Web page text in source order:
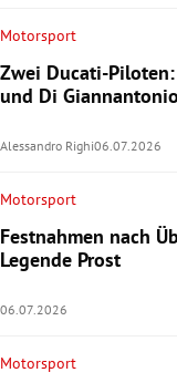
Motorsport
Zwei Ducati-
und Di Giannantonio
Alessandro Righi06.07.2026
Motorsport
Festnahmen nach
Legende Prost
06.07.2026
Motorsport